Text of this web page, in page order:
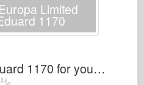
Limited
1170
1170 for you…